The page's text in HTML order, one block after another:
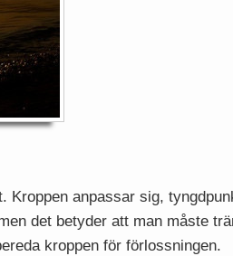
anpassar sig,
det betyder att man måste
kroppen för förlossningen.